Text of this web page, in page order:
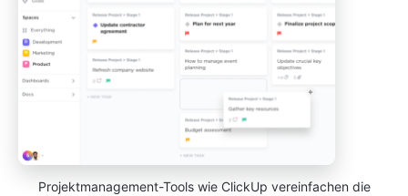
Projektmanagement-Tools wie ClickUp vereinfachen die